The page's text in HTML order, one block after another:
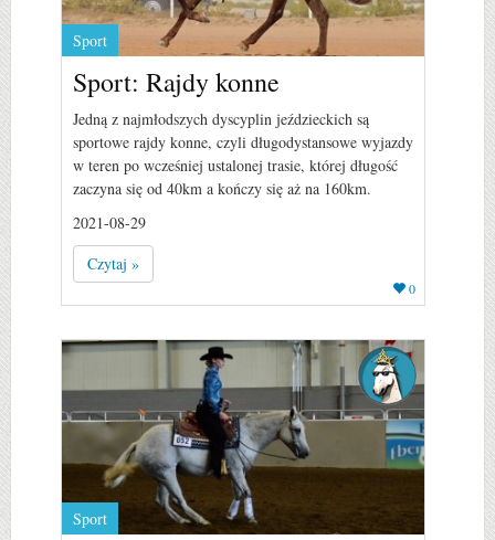
Sport
Sport: Rajdy konne
Jedną z najmłodszych dyscyplin jeździeckich są
sportowe rajdy konne, czyli długodystansowe wyjazdy
w teren po wcześniej ustalonej trasie, której długość
zaczyna się od 40km a kończy się aż na 160km.
2021-08-29
Czytaj »
0
Sport